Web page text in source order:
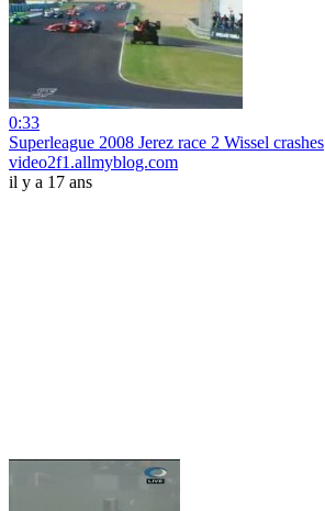
0:33
Superleague 2008 Jerez race 2 Wissel crashes
video2f1.allmyblog.com
il y a 17 ans